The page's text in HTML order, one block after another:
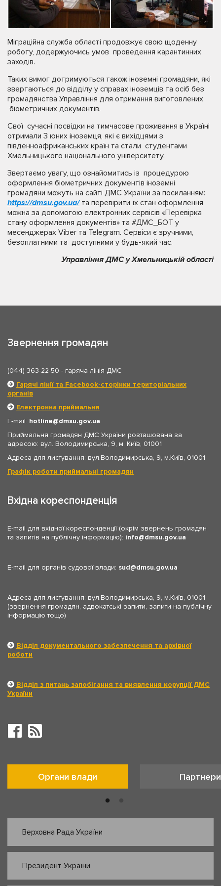
Міграційна служба області продовжує свою щоденну
роботу, додержуючись умов проведення карантинних
заходів.
Таких вимог дотримуються також іноземні громадяни, які
звертаються до відділу у справах іноземців та осіб без
громадянства Управління для отримання виготовлених
біометричних документів.
Свої сучасні посвідки на тимчасове проживання в Україні
отримали 3 юних іноземця, які є вихідцями з
південноафриканських країн та стали студентами
Хмельницького національного університету.
Звертаємо увагу, що ознайомитись із процедурою
оформлення біометричних документів іноземні
громадяни можуть на сайті ДМС України за посиланням:
https://dmsu.gov.ua/та перевірити їх стан оформлення
можна за допомогою електронних сервісів «Перевірка
стану оформлення документів» та #ДМС_БОТ у
месенджерах Viber та Telegram. Сервіси є зручними,
безоплатними та доступними у будь-який час.
Управління ДМС у Хмельницькій області
Звернення громадян
(044) 363-22-50 - гаряча лінія ДМС
Гарячі лінії та Facebook-сторінки територіальних
органів
Електронна приймальня
E-mail: hotline
dmsu.gov.ua
Приймальня громадян ДМС України розташована за
адресою: вул. Володимирська, 9, м. Київ, 01001
Адреса для листування: вул.Володимирська, 9, м.Київ, 01001
Графік роботи приймальні громадян
Вхідна кореспонденція
E-mail для вхідної кореспонденції (окрім звернень громадян
та запитів на публічну інформацію): info dmsu.gov.ua
E-mail для органів судової влади: sud dmsu.gov.ua
Адреса для листування: вул.Володимирська, 9, м.Київ, 01001
(звернення громадян, адвокатські запити, запити на публічну
інформацію тощо)
Відділ документального забезпечення та архівної
роботи
Відділ з питань запобігання та виявлення корупції ДМС
України
Органи влади Партнери
Верховна Рада України
Президент України